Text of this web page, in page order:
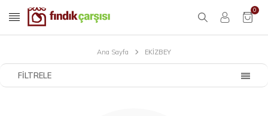
0
Ana Sayfa EKİZBEY
FILTRELE